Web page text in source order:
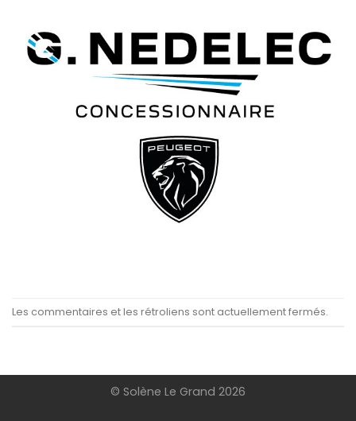
Les commentaires et les rétroliens sont actuellement fermés.
© Solène Le Grand 2026